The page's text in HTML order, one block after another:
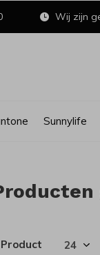
Sunnylife
Wij zijn
Product